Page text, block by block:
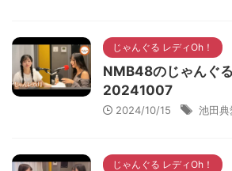
じゃんぐる レディOh！
NMB48のじゃんぐ
20241007
2024/10/15 池田典
じゃんぐる レディOh！